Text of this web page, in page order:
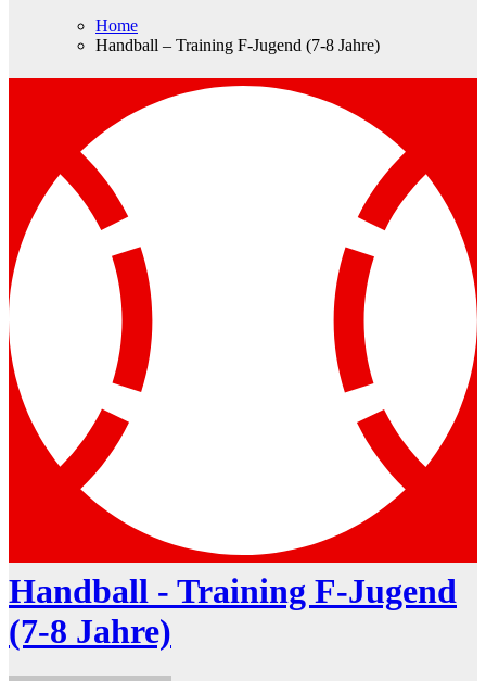
Home
Handball – Training F-Jugend (7-8 Jahre)
Handball - Training F-Jugend
(7-8 Jahre)